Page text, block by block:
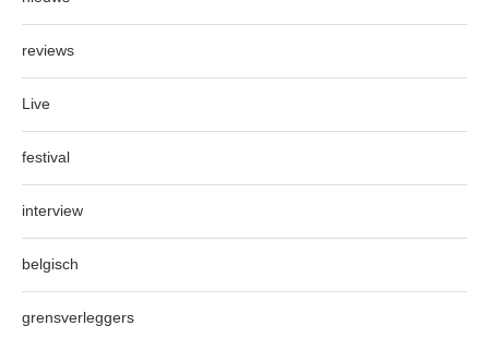
reviews
Live
festival
interview
belgisch
grensverleggers